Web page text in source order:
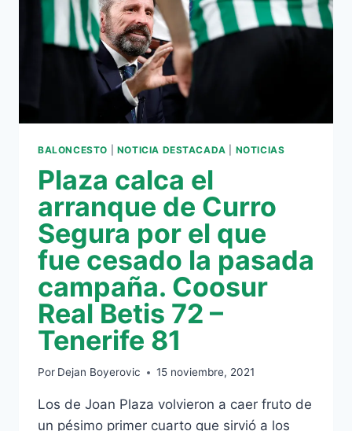
BALONCESTO NOTICIA DESTACADA NOTICIAS
Plaza calca el
arranque de Curro
Segura por el que
fue cesado la pasada
campaña. Coosur
Real Betis 72 –
Tenerife 81
Por Dejan Boyerovic 15 noviembre, 2021
Los de Joan Plaza volvieron a caer fruto de
un pésimo primer cuarto que sirvió a los